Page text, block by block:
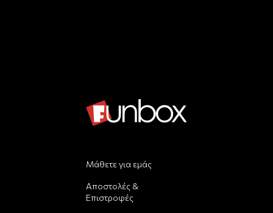
Μάθετε για εμάς
Αποστολές &
Επιστροφές